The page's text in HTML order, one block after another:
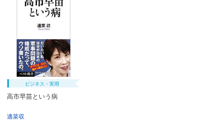
ビジネス・実用
高市早苗という病
適菜収